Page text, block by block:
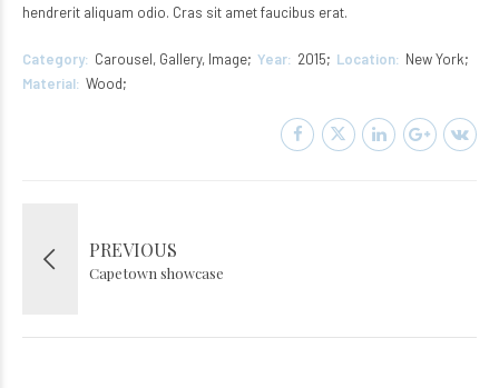
hendrerit aliquam odio. Cras sit amet faucibus erat.
Category Carousel, Gallery, Image Year 2015 Location
New York
Material Wood
PREVIOUS
Capetown showcase